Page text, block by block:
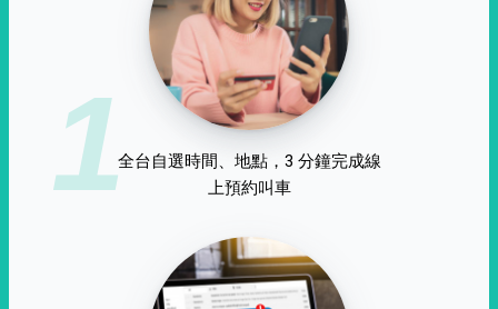
1全台自選時間、地點，3 分鐘完成線
上預約叫車